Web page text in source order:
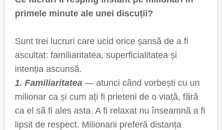
primele minute ale unei discuții?
Sunt trei lucruri care ucid orice șansă de a fi
ascultat: familiaritatea, superficialitatea și
intenția ascunsă.
1. Familiaritatea — atunci când vorbești cu un
milionar ca și cum ați fi prieteni de o viață, fără
ca el să fi ales asta. A fi relaxat nu înseamnă a fi
lipsit de respect. Milionarii preferă distanța